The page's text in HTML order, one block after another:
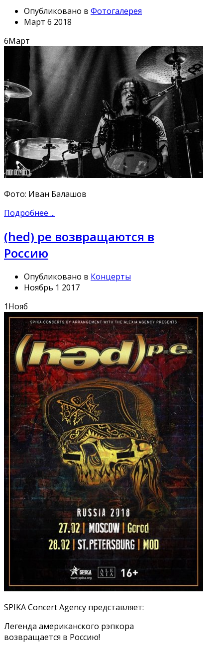
Опубликовано в Фотогалерея
Март 6 2018
6Март
Фото: Иван Балашов
Подробнее ...
(hed) pe возвращаются в
Россию
Опубликовано в Концерты
Ноябрь 1 2017
1Нояб
SPIKA Concert Agency представляет:
Легенда американского рэпкора
возвращается в Россию!